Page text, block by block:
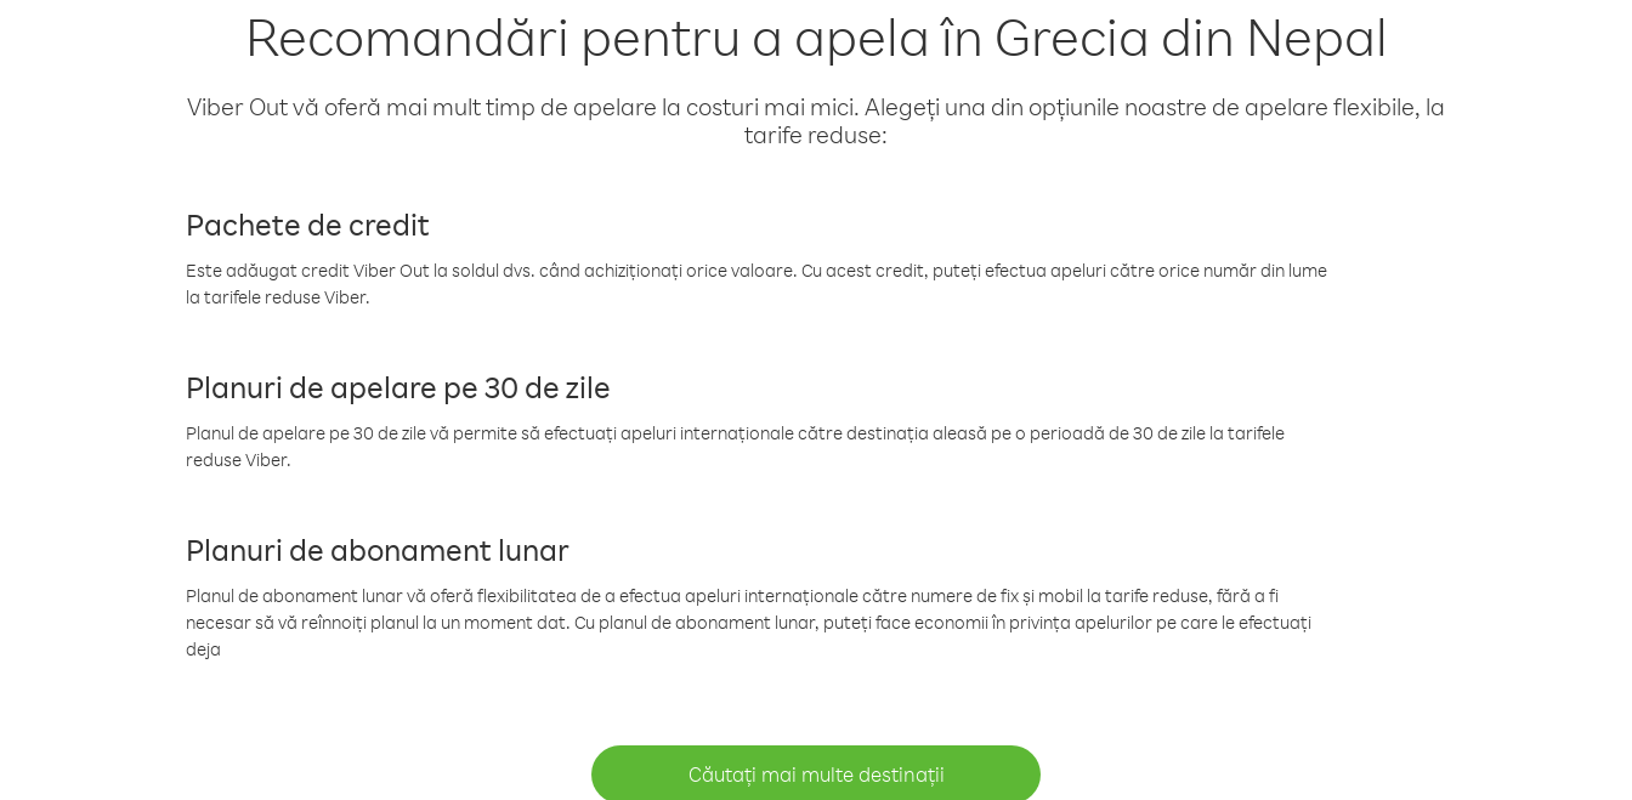
Recomandări pentru a apela în Grecia din Nepal
Viber Out vă oferă mai mult timp de apelare la costuri mai mici. Alegeți una din opțiunile noastre de apelare flexibile, la
tarife reduse:
Pachete de credit
Este adăugat credit Viber Out la soldul dvs. când achiziționați orice valoare. Cu acest credit, puteți efectua apeluri către orice număr din lume
la tarifele reduse Viber.
Planuri de apelare pe 30 de zile
Planul de apelare pe 30 de zile vă permite să efectuați apeluri internaționale către destinația aleasă pe o perioadă de 30 de zile la tarifele
reduse Viber.
Planuri de abonament lunar
Planul de abonament lunar vă oferă flexibilitatea de a efectua apeluri internaționale către numere de fix și mobil la tarife reduse, fără a fi
necesar să vă reînnoiți planul la un moment dat. Cu planul de abonament lunar, puteți face economii în privința apelurilor pe care le efectuați
deja
Căutați mai multe destinații